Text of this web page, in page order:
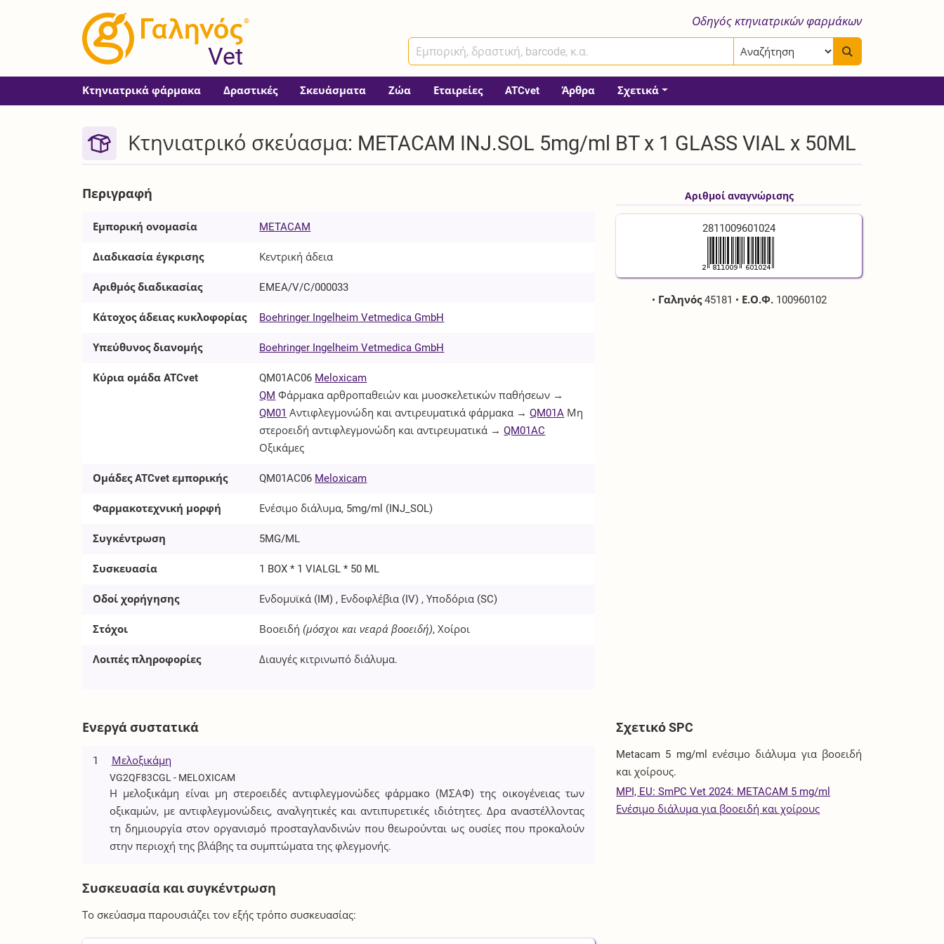
®
Vet
Οδηγός κτηνιατρικών φαρμάκων
Κτηνιατρικά φάρμακα Δραστικές Σκευάσματα Ζώα Εταιρείες ATCvet Άρθρα Σχετικά
Κτηνιατρικό σκεύασμα: METACAM INJ.SOL 5mg/ml BT x 1 GLASS VIAL x 50ML
Περιγραφή
Εμπορική ονομασία METACAM
Διαδικασία έγκρισης Κεντρική άδεια
Αριθμός διαδικασίας EMEA/V/C/000033
Κάτοχος άδειας κυκλοφορίας Boehringer Ingelheim Vetmedica GmbH
Υπεύθυνος διανομής Boehringer Ingelheim Vetmedica GmbH
Κύρια ομάδα ATCvet QM01AC06 Meloxicam
QM Φάρμακα αρθροπαθειών και μυοσκελετικών παθήσεων →
QM01 Αντιφλεγμονώδη και αντιρευματικά φάρμακα →QM01A Μη
στεροειδή αντιφλεγμονώδη και αντιρευματικά →QM01AC
Οξικάμες
Ομάδες ATCvet εμπορικής QM01AC06 Meloxicam
Φαρμακοτεχνική μορφή Ενέσιμο διάλυμα, 5mg/ml (INJ_SOL)
Συγκέντρωση 5MG/ML
Συσκευασία 1 BOX * 1 VIALGL * 50 ML
Οδοί χορήγησης Ενδομυϊκά (IM) , Ενδοφλέβια (IV) , Υποδόρια (SC)
Στόχοι Βοοειδή (μόσχοι και νεαρά βοοειδή), Χοίροι
Λοιπές πληροφορίες Διαυγές κιτρινωπό διάλυμα.
Αριθμοί αναγνώρισης
2811009601024
• Γαληνός45181 • Ε.Ο.Φ.100960102
Ενεργά συστατικά
1 Μελοξικάμη
VG2QF83CGL - MELOXICAM
Η μελοξικάμη είναι μη στεροειδές αντιφλεγμονώδες φάρμακο (ΜΣΑΦ) της οικογένειας των
οξικαμών, με αντιφλεγμονώδεις, αναλγητικές και αντιπυρετικές ιδιότητες. Δρα αναστέλλοντας
τη δημιουργία στον οργανισμό προσταγλανδινών που θεωρούνται ως ουσίες που προκαλούν
στην περιοχή της βλάβης τα συμπτώματα της φλεγμονής.
Συσκευασία και συγκέντρωση
Το σκεύασμα παρουσιάζει τον εξής τρόπο συσκευασίας:
Σχετικό SPC
Metacam 5 mg/ml ενέσιμο διάλυμα για βοοειδή
και χοίρους.
MPI, EU: SmPC Vet 2024: METACAM 5 mg/ml
Ενέσιμο διάλυμα για βοοειδή και χοίρους